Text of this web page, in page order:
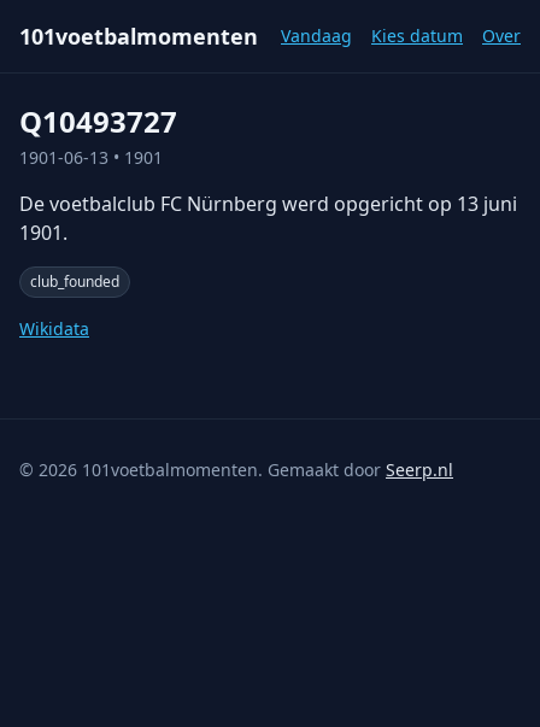
101voetbalmomenten Vandaag Kies datum Over
Q10493727
1901-06-13 • 1901
De voetbalclub FC Nürnberg werd opgericht op 13 juni
1901.
club_founded
Wikidata
© 2026 101voetbalmomenten. Gemaakt door Seerp.nl